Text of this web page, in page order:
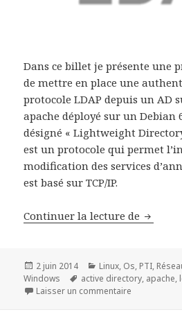
Dans ce billet je présente une
de mettre en place une
protocole LDAP depuis un AD
apache déployé sur un Debian
désigné « Lightweight
est un protocole qui permet
modification des services
est basé sur TCP/IP.
Continuer la lecture de
Publié
le
2 juin 2014 Catégories
Linux, Os, PTI,
Windows
Mots-
clés
active directory, apache,
Laisser un commentaire